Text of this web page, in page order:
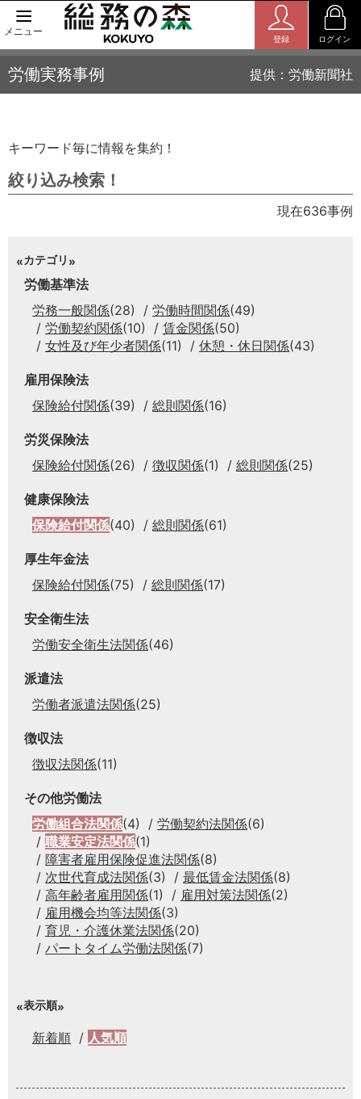
メニュー
登録 ログイン
労働実務事例 提供：労働新聞社
キーワード毎に情報を集約！
絞り込み検索！
現在636事例
カテゴリ
労働基準法
労務一般関係(28) 労働時間関係(49)
労働契約関係(10) 賃金関係(50)
女性及び年少者関係(11) 休憩・休日関係(43)
雇用保険法
保険給付関係(39) 総則関係(16)
労災保険法
保険給付関係(26) 徴収関係(1) 総則関係(25)
健康保険法
保険給付関係(40) 総則関係(61)
厚生年金法
保険給付関係(75) 総則関係(17)
安全衛生法
労働安全衛生法関係(46)
派遣法
労働者派遣法関係(25)
徴収法
徴収法関係(11)
その他労働法
労働組合法関係(4) 労働契約法関係(6)
職業安定法関係(1)
障害者雇用保険促進法関係(8)
次世代育成法関係(3) 最低賃金法関係(8)
高年齢者雇用関係(1) 雇用対策法関係(2)
雇用機会均等法関係(3)
育児・介護休業法関係(20)
パートタイム労働法関係(7)
表示順
新着順 人気順